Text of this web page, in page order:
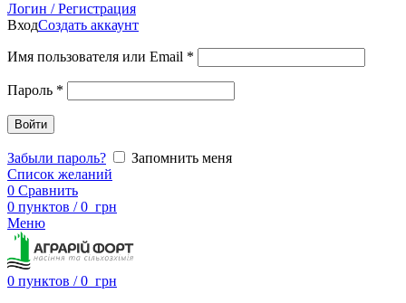
Логин / Регистрация
ВходСоздать аккаунт
Имя пользователя или Email *
Пароль *
Войти
Забыли пароль?
Запомнить меня
Список желаний
0 Сравнить
0 пунктов / 0 грн
Меню
0 пунктов / 0 грн